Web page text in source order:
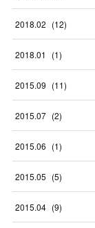
2018.02 (12)
2018.01 (1)
2015.09 (11)
2015.07 (2)
2015.06 (1)
2015.05 (5)
2015.04 (9)